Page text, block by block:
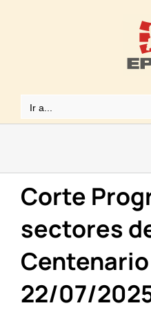
Ir a...
Corte
sectores
22/07/